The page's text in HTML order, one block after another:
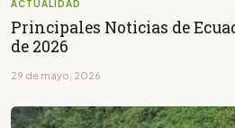
ACTUALIDAD
Principales Noticias de
de 2026
29 de mayo, 2026